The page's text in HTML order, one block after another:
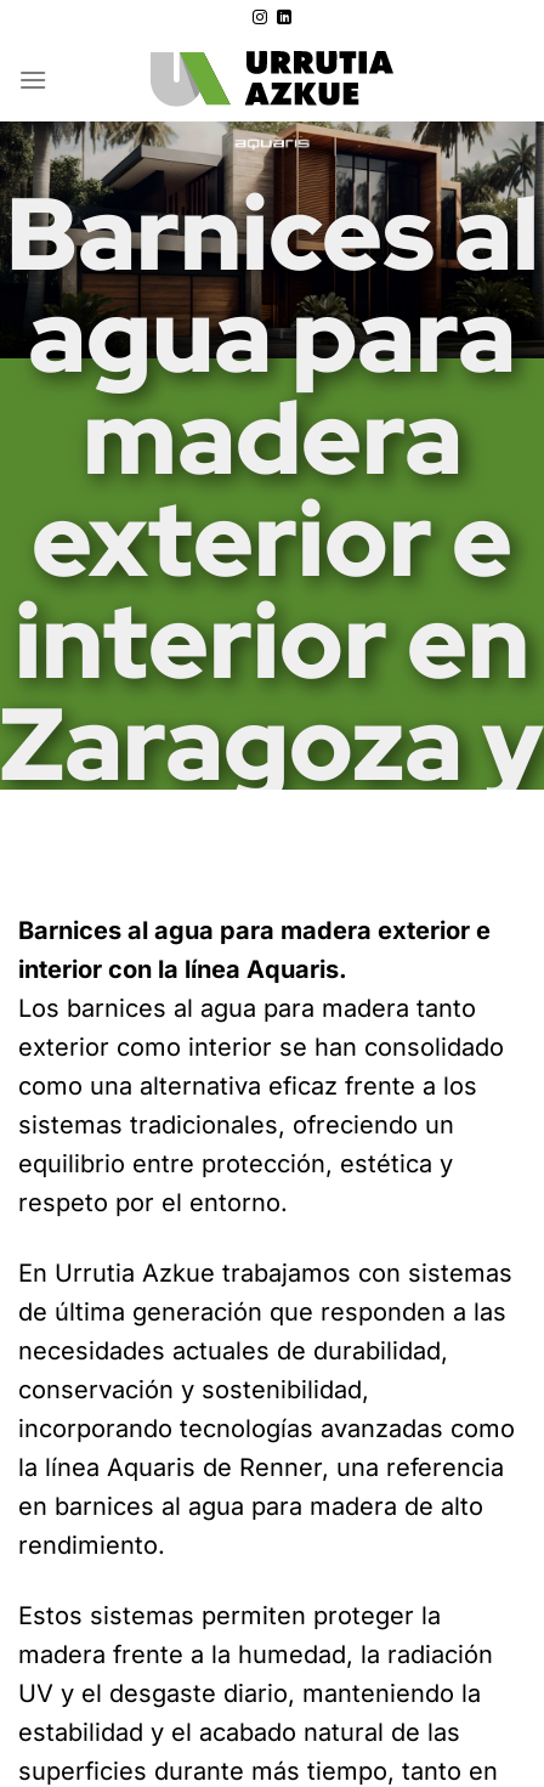
contenido
Barnices al
agua para
madera
exterior e
interior en
Zaragoza y
Soluciones para madera sostenibles de
alta calidad con la gama Aquaris de
Renner
Barnices al agua para madera exterior e
interior con la línea Aquaris.
Los barnices al agua para madera tanto
exterior como interior se han consolidado
como una alternativa eficaz frente a los
sistemas tradicionales, ofreciendo un
equilibrio entre protección, estética y
respeto por el entorno.
En Urrutia Azkue trabajamos con sistemas
de última generación que responden a las
necesidades actuales de durabilidad,
conservación y sostenibilidad,
incorporando tecnologías avanzadas como
la línea Aquaris de Renner, una referencia
en barnices al agua para madera de alto
rendimiento.
Estos sistemas permiten proteger la
madera frente a la humedad, la radiación
UV y el desgaste diario, manteniendo la
estabilidad y el acabado natural de las
superficies durante más tiempo, tanto en